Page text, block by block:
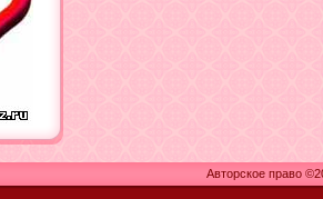
Авторское право